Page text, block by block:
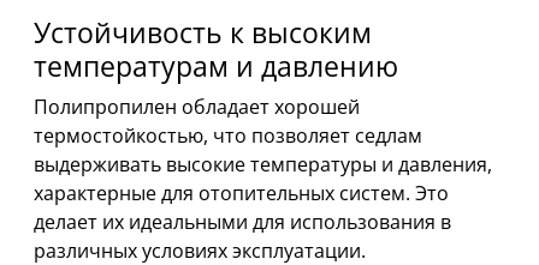
Устойчивость к высоким
температурам и давлению
Полипропилен обладает хорошей
термостойкостью, что позволяет седлам
выдерживать высокие температуры и давления,
характерные для отопительных систем. Это
делает их идеальными для использования в
различных условиях эксплуатации.